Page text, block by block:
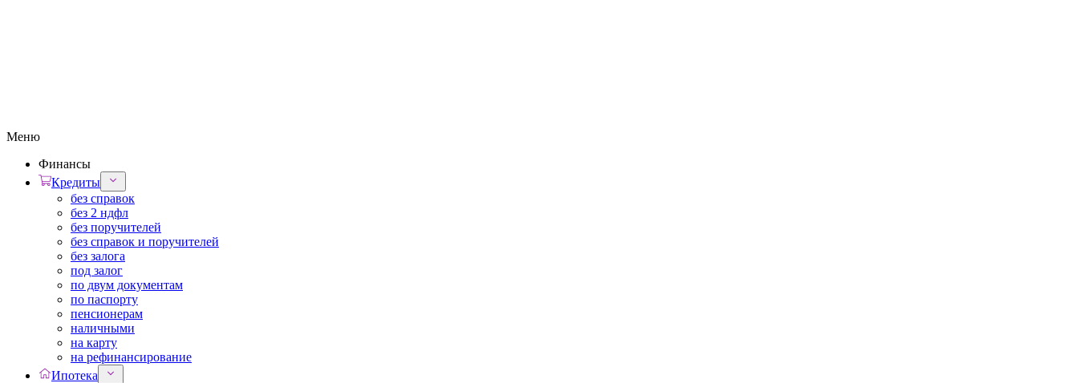
Меню
Финансы
Кредиты
без справок
без 2 ндфл
без поручителей
без справок и поручителей
без залога
под залог
по двум документам
по паспорту
пенсионерам
наличными
на карту
на рефинансирование
Ипотека